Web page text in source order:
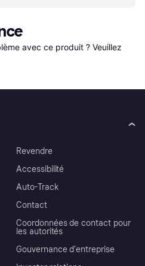
avec ce produit ? Veuillez
Revendre
Accessibilité
Auto-Track
Contact
Coordonnées de contact pour
les autorités
Gouvernance d’entreprise